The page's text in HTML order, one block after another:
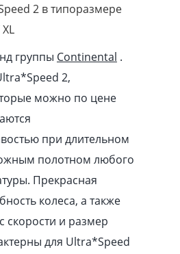
2 в типоразмере
группы Continental .
2,
можно по цене
при длительном
полотном любого
Прекрасная
колеса, а также
скорости и размер
для Ultra*Speed